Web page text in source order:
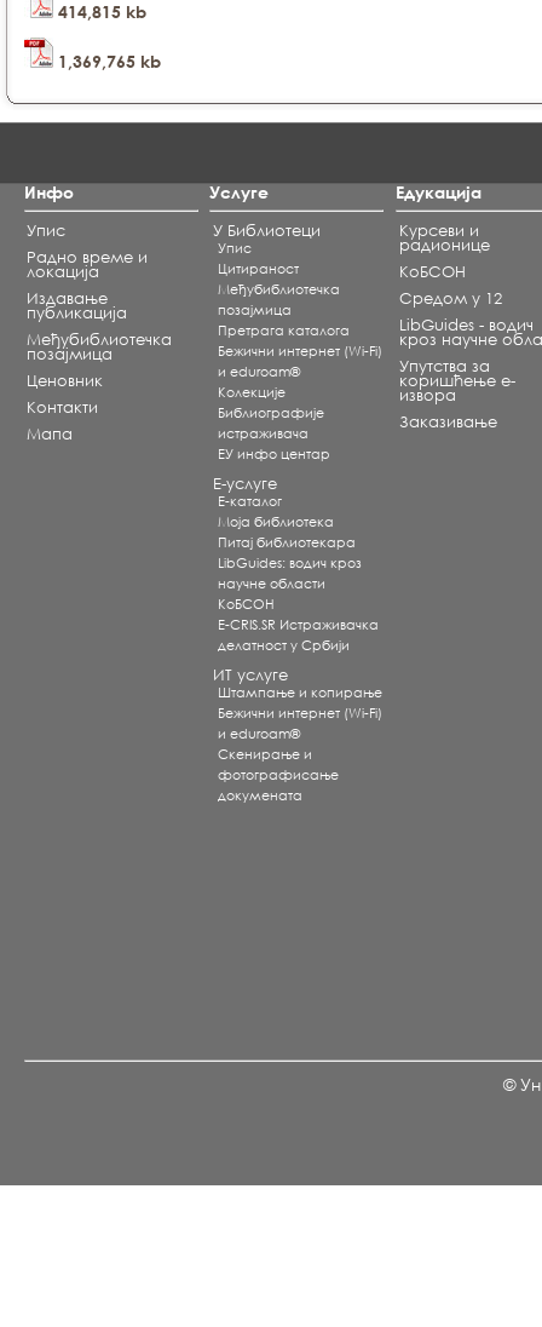
414,815 kb
1,369,765 kb
Инфо
Упис
Радно време и
локација
Издавање
публикација
Међубиблиотечка
позајмица
Ценовник
Контакти
Мапа
Услуге
У Библиотеци
Упис
Цитираност
Међубиблиотечка
позајмица
Претрага каталога
Бежични интернет (Wi-Fi)
и eduroam®
Koлекције
Библиографије
истраживача
ЕУ инфо центар
Е-услуге
Е-каталог
Моја библиотека
Питај библиотекара
LibGuides: водич кроз
научне области
КоБСОН
E-CRIS.SR Истраживачка
делатност у Србији
ИТ услуге
Штампање и копирање
Бежични интернет (Wi-Fi)
и eduroam®
Скенирање и
фотографисање
докумената
Едукација
Курсеви и
радионице
КоБСОН
Средом у 12
LibGuides - водич
кроз научне
Упутства за
коришћење е-
извора
Заказивање
©